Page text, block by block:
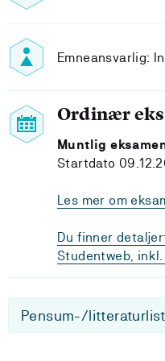
Emneansvarlig:
Ordinær
Muntlig
Startdato
Les mer om
Du finner
Studentweb,
Pensum-/